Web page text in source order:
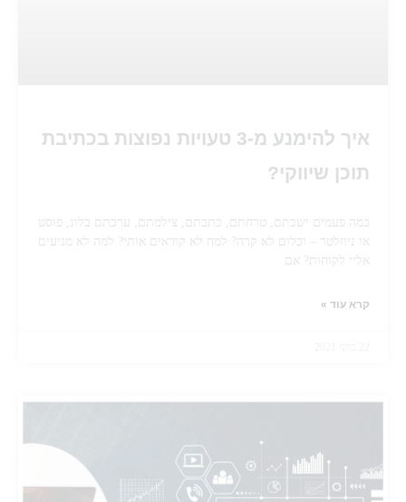
איך להימנע מ-3 טעויות נפוצות בכתיבת
תוכן שיווקי?
כמה פעמים ישבתם, טרחתם, כתבתם, צילמתם, ערכתם בלוג, פוסט
או ניוזלטר – וכלום לא קרה? למה לא קוראים אותי? למה לא מגיעים
אליי לקוחות? אם
קרא עוד »